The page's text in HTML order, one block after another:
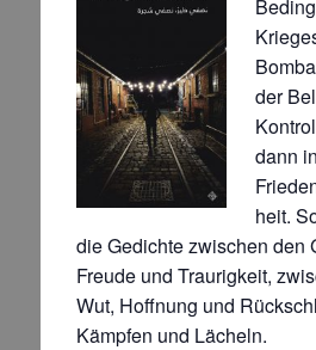
der
dann
heit.
die Gedichte zwischen den
Freude und Trau­rig­keit,
Wut, Hoff­nung und
Kämpfen und Lächeln.